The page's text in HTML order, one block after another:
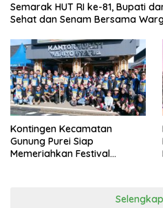
Semarak HUT RI ke-81, Bupati
Sehat dan Senam Bersama
Kontingen Kecamatan
Gunung Purei Siap
Memeriahkan Festival